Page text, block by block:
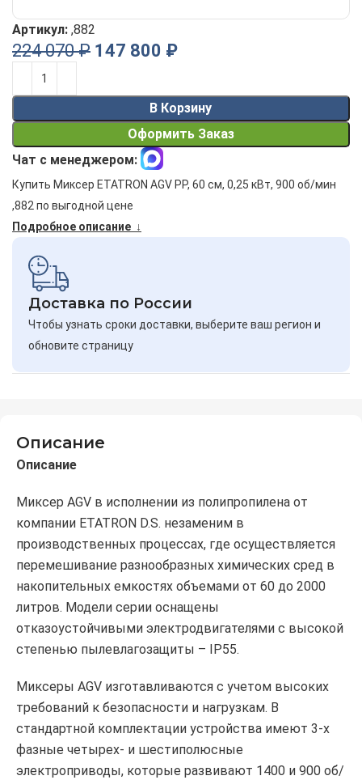
Артикул: ,882
224 070₽ 147 800 ₽
В Корзину
Оформить Заказ
Alternative:
Чат с менеджером:
Купить Миксер ETATRON AGV PP, 60 см, 0,25 кВт, 900 об/мин
,882 по выгодной цене
Подробное описание ↓
Доставка по России
Чтобы узнать сроки доставки, выберите ваш регион и
обновите страницу
Описание
Описание
Миксер AGV в исполнении из полипропилена от
компании ETATRON D.S. незаменим в
производственных процессах, где осуществляется
перемешивание разнообразных химических сред в
накопительных емкостях объемами от 60 до 2000
литров. Модели серии оснащены
отказоустойчивыми электродвигателями с высокой
степенью пылевлагозащиты – IP55.
Миксеры AGV изготавливаются с учетом высоких
требований к безопасности и нагрузкам. В
стандартной комплектации устройства имеют 3-х
фазные четырех- и шестиполюсные
электроприводы, которые развивают 1400 и 900 об/